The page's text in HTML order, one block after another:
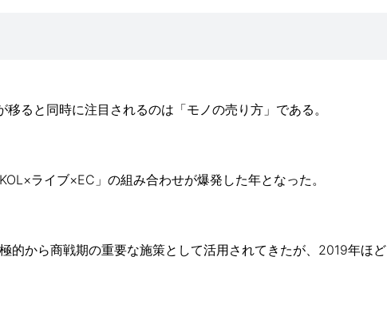
ると同時に注目されるのは「モノの売り方」である。
ライブ×EC」の組み合わせが爆発した年となった。
的から商戦期の重要な施策として活用されてきたが、2019年ほど